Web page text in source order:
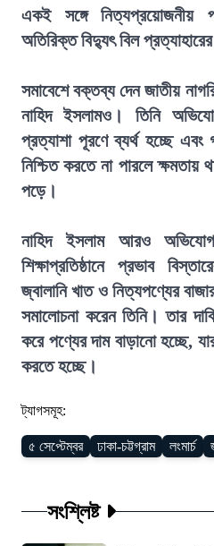
একই সঙ্গে নিত্যপ্রয়োজনীয়
অতিরিক্ত বিদ্যুৎ বিল প্রত্যাহারের
সমাবেশে বক্তব্য দেন জাতীয়
নাহিদ ইসলামও। তিনি
প্রত্যাশা পূরণে ব্যর্থ হচ্ছে এবং
নিশ্চিত করতে না পারলে ক্ষমতায়
পড়ে।
নাহিদ ইসলাম আরও
শিক্ষাপ্রতিষ্ঠানে প্রভাব
জ্বালানি খাত ও নিত্যপণ্যের
সমালোচনা করেন তিনি। তার
করে পণ্যের দাম বাড়ানো হচ্ছে,
করতে হচ্ছে।
ট্যাগসমূহ:
৫ সেপ্টেম্বর ঢাকা-চট্টগ্রাম লংমার্চ
সংশ্লিষ্ট